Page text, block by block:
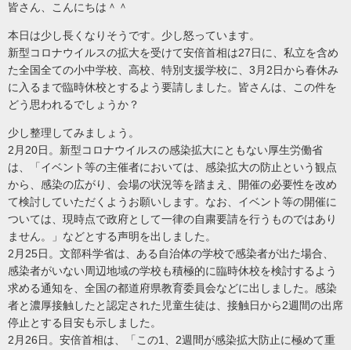
皆さん、こんにちは＾＾
本日は少し長くなりそうです。少し怒っています。
新型コロナウイルスの拡大を受けて安倍首相は27日に、私立を含め
た全国全ての小中学校、高校、特別支援学校に、3月2日から春休み
に入るまで臨時休校とするよう要請しました。皆さんは、この件を
どう思われるでしょうか？
少し整理してみましょう。
2月20日。新型コロナウイルスの感染拡大にともない厚生労働省
は、「イベント等の主催者においては、感染拡大の防止という観点
から、感染の広がり、会場の状況等を踏まえ、開催の必要性を改め
て検討していただくようお願いします。なお、イベント等の開催に
ついては、現時点で政府として一律の自粛要請を行うものではあり
ません。」などとする声明を出しました。
2月25日。文部科学省は、ある自治体の学校で感染者が出た場合、
感染者がいない周辺地域の学校も積極的に臨時休校を検討するよう
求める通知を、全国の都道府県教育委員会などに出しました。感染
者と濃厚接触したと認定された児童生徒は、接触日から2週間の出席
停止とする目安も示しました。
2月26日。安倍首相は、「この1、2週間が感染拡大防止に極めて重